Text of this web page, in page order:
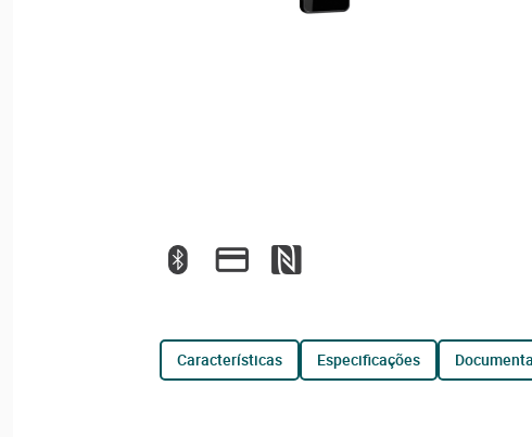
características especificações